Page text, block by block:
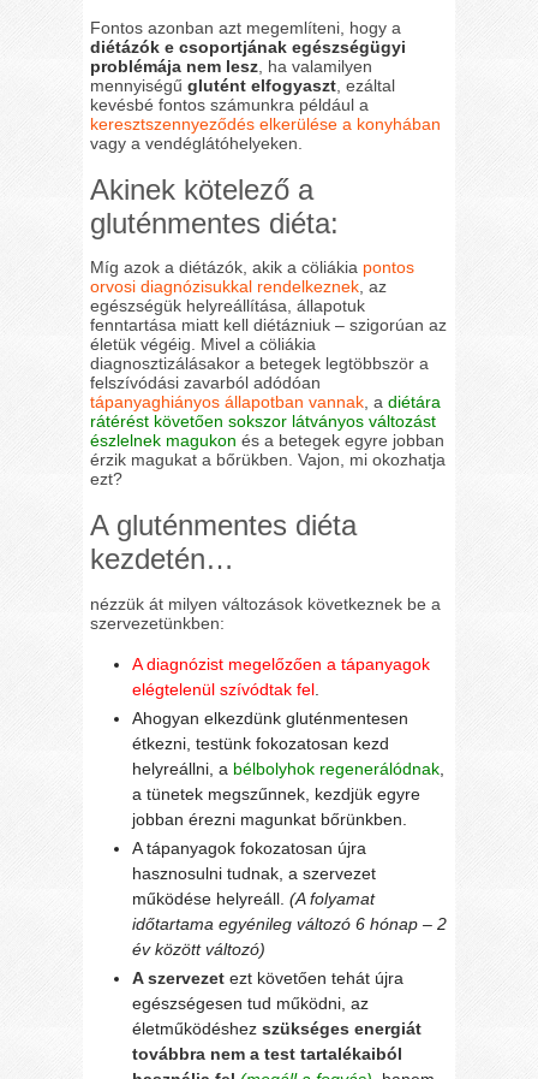
Fontos azonban azt megemlíteni, hogy a
diétázók e csoportjának egészségügyi
problémája nem lesz , ha valamilyen
mennyiségűglutént elfogyaszt , ezáltal
kevésbé fontos számunkra például a
keresztszennyeződés elkerülése a konyhában
vagy a vendéglátóhelyeken.
Akinek kötelező a
gluténmentes diéta:
Míg azok a diétázók, akik a cöliákia pontos
orvosi diagnózisukkal rendelkeznek, az
egészségük helyreállítása, állapotuk
fenntartása miatt kell diétázniuk – szigorúan az
életük végéig. Mivel a cöliákia
diagnosztizálásakor a betegek legtöbbször a
felszívódási zavarból adódóan
tápanyaghiányos állapotban vannak, adiétára
rátérést követően sokszor látványos változást
észlelnek magukon és a betegek egyre jobban
érzik magukat a bőrükben. Vajon, mi okozhatja
ezt?
A gluténmentes diéta
kezdetén…
nézzük át milyen változások következnek be a
szervezetünkben:
A diagnózist megelőzően a tápanyagok
elégtelenül szívódtak fel.
Ahogyan elkezdünk gluténmentesen
étkezni, testünk fokozatosan kezd
helyreállni, a bélbolyhok regenerálódnak,
a tünetek megszűnnek, kezdjük egyre
jobban érezni magunkat bőrünkben.
A tápanyagok fokozatosan újra
hasznosulni tudnak, a szervezet
működése helyreáll.(A folyamat
időtartama egyénileg változó 6 hónap – 2
év között változó)
A szervezet ezt követően tehát újra
egészségesen tud működni, az
életműködéshezszükséges energiát
továbbra nem a test tartalékaiból